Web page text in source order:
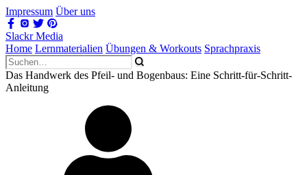
Impressum Über uns
Slackr Media
Home Lernmaterialien Übungen & Workouts Sprachpraxis
Das Handwerk des Pfeil- und Bogenbaus: Eine Schritt-für-Schritt-
Anleitung